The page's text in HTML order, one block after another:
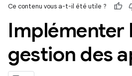
Ce contenu vous a-t-il été utile ?
Implémenter
gestion des